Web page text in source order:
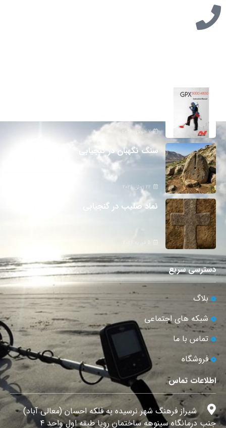
7 جولای 2026
سنگ نگهبان در گنجیابی
22 ژوئن 2026
نماد صلیب در گنجیابی
دسترسی سریع
بلاگ
شبکه های اجتماعی
تماس با ما
فروشگاه
اطلاعات تماس
شیراز فرهنگ شهر نرسیده به فلکه احسان (معالی آباد)
جنب درمانگاه سینوهه ساختمان رویا طبقه اول واحد ۴